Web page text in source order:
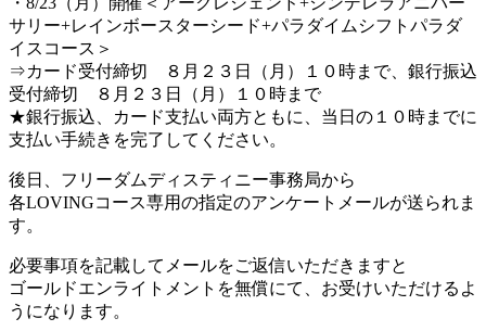
サリー+レインボースターシード+パラダイムシフトパラダ
イスコース＞
⇒カード受付締切 ８月２３日（月）１０時まで、銀行振込
受付締切 ８月２３日（月）１０時まで
★銀行振込、カード支払い両方ともに、当日の１０時までに
支払い手続きを完了してください。
後日、フリーダムディスティニー事務局から
各LOVINGコース専用の指定のアンケートメールが送られま
す。
必要事項を記載してメールをご返信いただきますと
ゴールドエンライトメントを無償にて、お受けいただけるよ
うになります。